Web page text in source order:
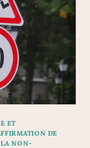
ET
DE
NON-